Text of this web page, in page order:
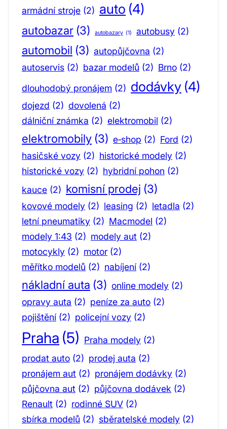
armádní stroje (2) auto (4)
autobazar (3) autobazary (1) autobusy (2)
automobil (3) autopůjčovna (2)
autoservis (2) bazar modelů (2) Brno (2)
dlouhodobý pronájem (2) dodávky (4)
dojezd (2) dovolená (2)
dálniční známka (2) elektromobil (2)
elektromobily (3) e‑shop (2) Ford (2)
hasičské vozy (2) historické modely (2)
historické vozy (2) hybridní pohon (2)
kauce (2) komisní prodej (3)
kovové modely (2) leasing (2) letadla (2)
letní pneumatiky (2) Macmodel (2)
modely 1:43 (2) modely aut (2)
motocykly (2) motor (2)
měřítko modelů (2) nabíjení (2)
nákladní auta (3) online modely (2)
opravy auta (2) peníze za auto (2)
pojištění (2) policejní vozy (2)
Praha (5) Praha modely (2)
prodat auto (2) prodej auta (2)
pronájem aut (2) pronájem dodávky (2)
půjčovna aut (2) půjčovna dodávek (2)
Renault (2) rodinné SUV (2)
sbírka modelů (2) sběratelské modely (2)